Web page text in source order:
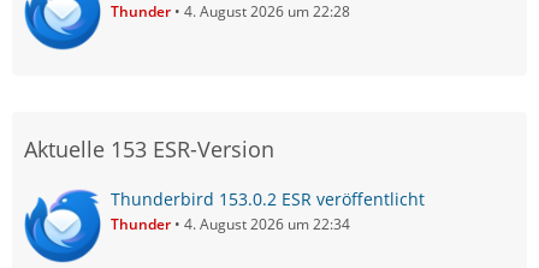
Thunder 4. August 2026 um 22:28
Aktuelle 153 ESR-Version
Thunderbird 153.0.2 ESR veröffentlicht
Thunder 4. August 2026 um 22:34